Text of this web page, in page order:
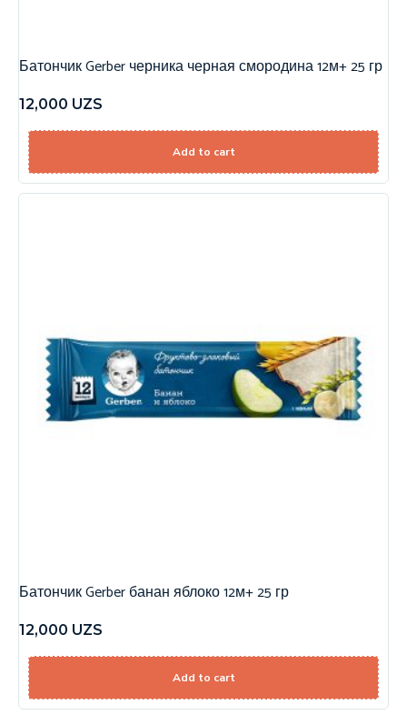
Батончик Gerber черника черная смородина 12м+ 25 гр
12,000 UZS
Add to cart
Батончик Gerber банан яблоко 12м+ 25 гр
12,000 UZS
Add to cart